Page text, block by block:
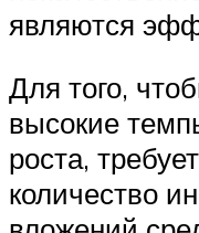
являются
Для того,
высокие
роста,
количество